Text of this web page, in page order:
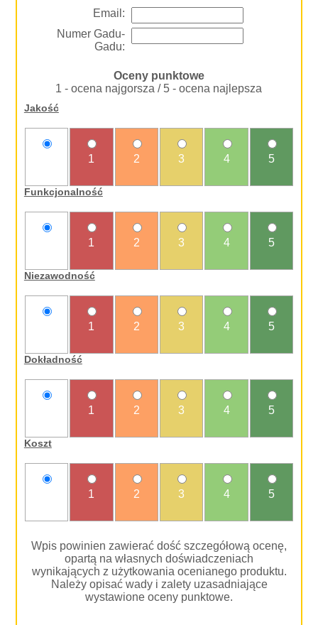
Email:
Numer Gadu-
Gadu:
Oceny punktowe
1 - ocena najgorsza / 5 - ocena najlepsza
Jakość
1 2 3 4 5
Funkcjonalność
1 2 3 4 5
Niezawodność
1 2 3 4 5
Dokładność
1 2 3 4 5
Koszt
1 2 3 4 5
Wpis powinien zawierać dość szczegółową ocenę,
opartą na własnych doświadczeniach
wynikających z użytkowania ocenianego produktu.
Należy opisać wady i zalety uzasadniające
wystawione oceny punktowe.